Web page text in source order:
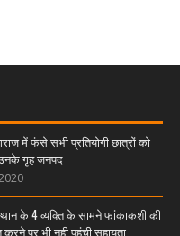
में फंसे सभी प्रतियोगी छात्रों को
गृह जनपद
के 4 व्यक्ति के सामने फांकाकशी की
पर भी नही पहुंची सहायता